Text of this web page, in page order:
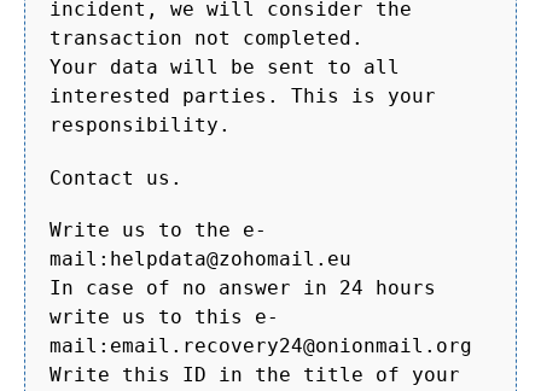
incident, we will consider the
transaction not completed.
Your data will be sent to all
interested parties. This is your
responsibility.
Contact us.
Write us to the e-
mail:helpdata@zohomail.eu
In case of no answer in 24 hours
write us to this e-
mail:email.recovery24@onionmail.org
Write this ID in the title of your